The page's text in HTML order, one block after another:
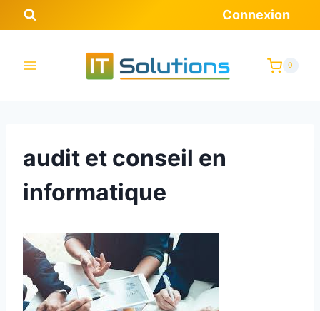
Aller
au
Connexion
0
audit et conseil en
informatique